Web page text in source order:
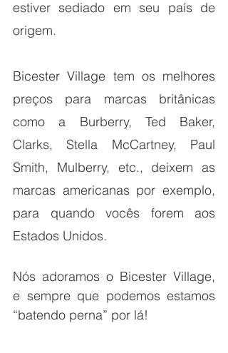
estiver sediado em seu país de
origem.
Bicester Village tem os melhores
preços para marcas britânicas
como a Burberry, Ted Baker,
Clarks, Stella McCartney, Paul
Smith, Mulberry, etc., deixem as
marcas americanas por exemplo,
para quando vocês forem aos
Estados Unidos.
Nós adoramos o Bicester Village,
e sempre que podemos estamos
“batendo perna” por lá!